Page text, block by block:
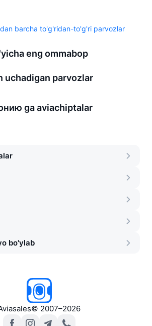
barcha to'g'ridan-to'g'ri parvozlar
eng ommabop
uchadigan parvozlar
ga aviachiptalar
bo'ylab
© 2007–2026